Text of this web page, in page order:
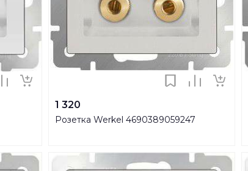
1 320
Розетка Werkel 4690389059247